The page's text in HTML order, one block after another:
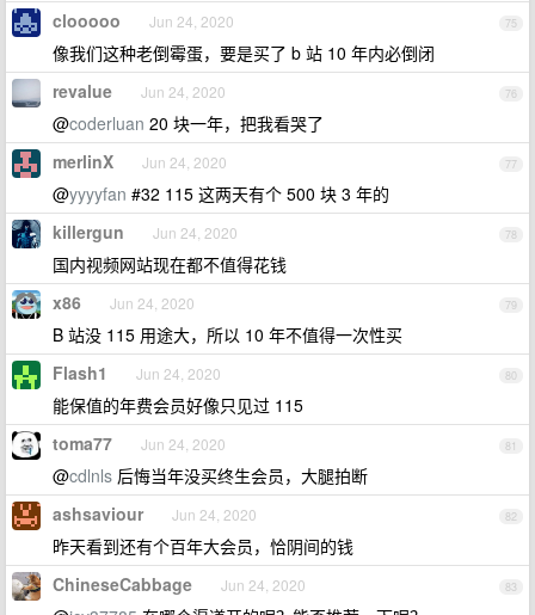
75
clooooo Jun 24, 2020
像我们这种老倒霉蛋，要是买了 b 站 10 年内必倒闭
76
revalue Jun 24, 2020
@coderluan 20 块一年，把我看哭了
77
merlinX Jun 24, 2020
@yyyyfan #32 115 这两天有个 500 块 3 年的
78
killergun Jun 24, 2020
国内视频网站现在都不值得花钱
79
x86 Jun 24, 2020
B 站没 115 用途大，所以 10 年不值得一次性买
80
Flash1 Jun 24, 2020
能保值的年费会员好像只见过 115
81
toma77 Jun 24, 2020
@cdlnls 后悔当年没买终生会员，大腿拍断
82
ashsaviour Jun 24, 2020
昨天看到还有个百年大会员，恰阴间的钱
83
ChineseCabbage Jun 24, 2020